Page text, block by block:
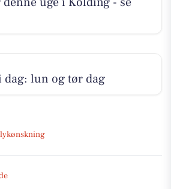
dag: lun og tør dag